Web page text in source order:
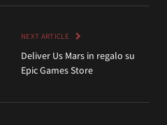
NEXT ARTICLE
Deliver Us Mars in regalo su
Epic Games Store